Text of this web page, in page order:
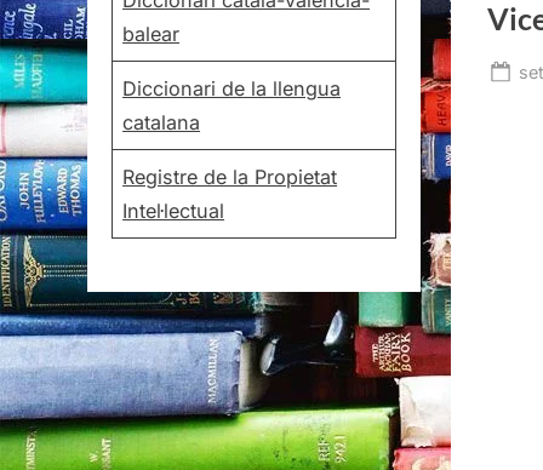
balear
Diccionari de la llengua
catalana
Registre de la Propietat
Intel·lectual